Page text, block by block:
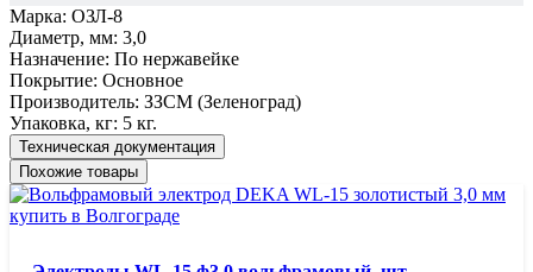
Марка: ОЗЛ-8
Диаметр, мм: 3,0
Назначение: По нержавейке
Покрытие: Основное
Производитель: ЗЗСМ (Зеленоград)
Упаковка, кг: 5 кг.
Техническая документация
Похожие товары